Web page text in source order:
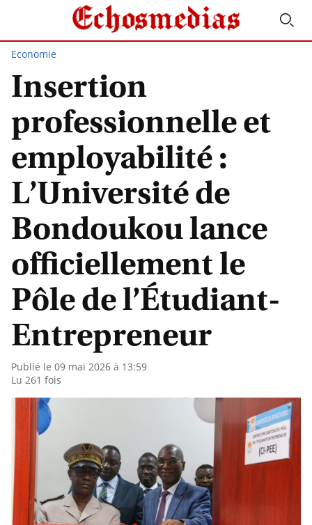
Economie
Insertion
professionnelle et
employabilité :
L’Université de
Bondoukou lance
officiellement le
Pôle de l’Étudiant-
Entrepreneur
Publié le 09 mai 2026 à 13:59
Lu 261 fois